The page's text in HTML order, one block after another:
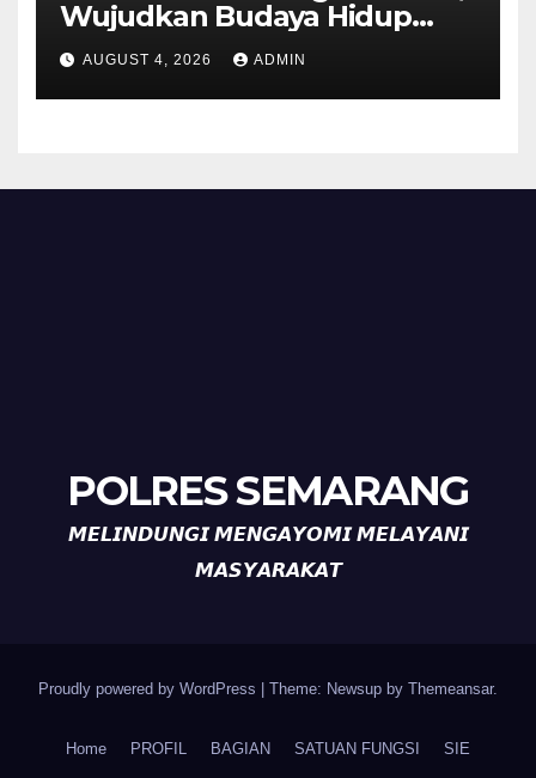
Wujudkan Budaya Hidup
Sehat di Kecamatan Pabelan
AUGUST 4, 2026 ADMIN
POLRES SEMARANG
𝙈𝙀𝙇𝙄𝙉𝘿𝙐𝙉𝙂𝙄 𝙈𝙀𝙉𝙂𝘼𝙔𝙊𝙈𝙄 𝙈𝙀𝙇𝘼𝙔𝘼𝙉𝙄
𝙈𝘼𝙎𝙔𝘼𝙍𝘼𝙆𝘼𝙏
Proudly powered by WordPress Theme: Newsup by Themeansar.
Home PROFIL BAGIAN SATUAN FUNGSI SIE